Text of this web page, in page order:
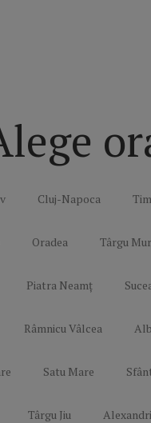
Cluj-Napoca
Oradea Târgu
Piatra Neamț
Râmnicu Vâlcea
Satu Mare
Târgu Jiu